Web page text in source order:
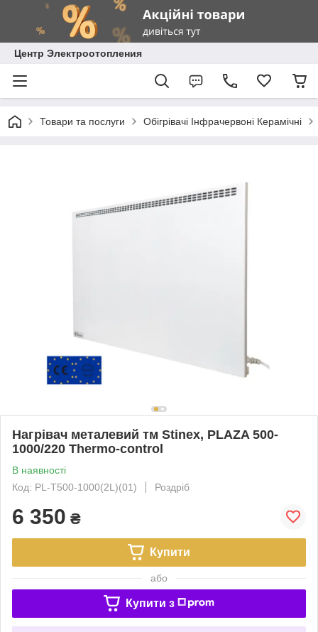
Центр Электроотопления
Товари та послуги Обігрівачі Інфрачервоні Керамічні
Нагрівач металевий тм Stinex, PLAZA 500-
1000/220 Thermo-control
В наявності
Код: PL-T500-1000(2L)(01)
Роздріб
6 350 ₴
Купити
або
Купити з